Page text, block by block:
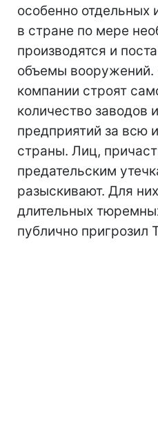
особенно отдельных
в стране по мере
производятся и
объемы
компании строят
количество заводов
предприятий за всю
страны. Лиц,
предательским
разыскивают. Для
длительных
публично пригрозил